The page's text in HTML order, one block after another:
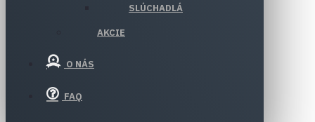
SLÚCHADLÁ
AKCIE
O NÁS
FAQ